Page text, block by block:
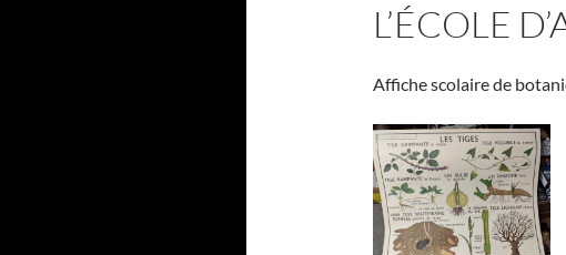
L’ÉCOLE
Affiche scolaire de